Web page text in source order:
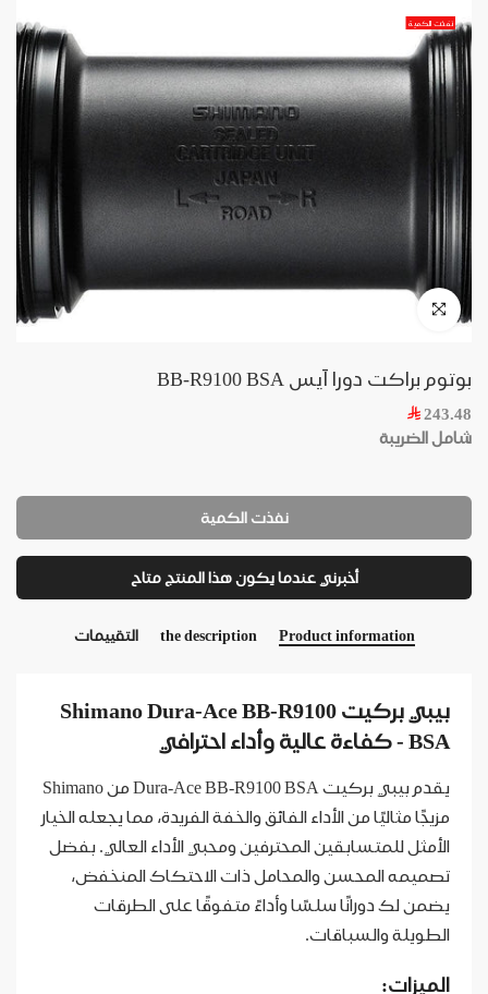
Skip
to
content
نفذت الكمية
Click to enlarge
بوتوم براكت دورا آيس BB-R9100 BSA
243.48
شامل الضريبة
نفذت الكمية
أخبرني عندما يكون هذا المنتج متاح
Product information
the description التقييمات
بيبي بركيت Shimano Dura-Ace BB-R9100
BSA - كفاءة عالية وأداء احترافي
يقدم بيبي بركيت Dura-Ace BB-R9100 BSA من Shimano
مزيجًا مثاليًا من الأداء الفائق والخفة الفريدة، مما يجعله الخيار
الأمثل للمتسابقين المحترفين ومحبي الأداء العالي. بفضل
تصميمه المحسن والمحامل ذات الاحتكاك المنخفض،
يضمن لك دورانًا سلسًا وأداءً متفوقًا على الطرقات
الطويلة والسباقات.
الميزات: